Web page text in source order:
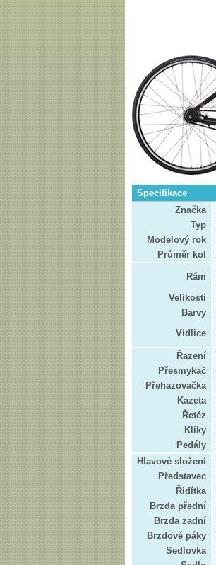
Specifikace
Značka
Typ
Modelový rok
Průměr kol
Rám
Velikosti
Barvy
Vidlice
Řazení
Přesmykač
Přehazovačka
Kazeta
Řetěz
Kliky
Pedály
Hlavové složení
Představec
Řidítka
Brzda přední
Brzda zadní
Brzdové páky
Sedlovka